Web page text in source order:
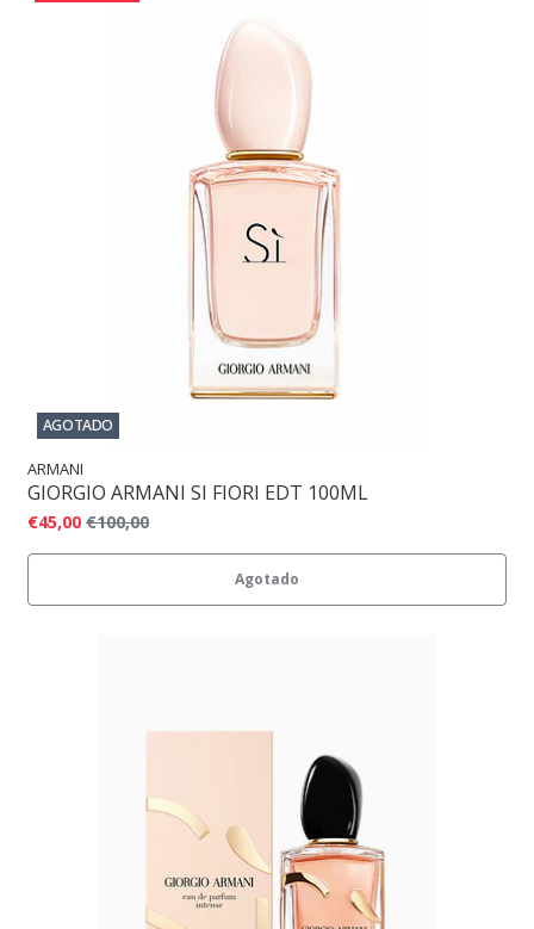
AGOTADO
ARMANI
GIORGIO ARMANI SI FIORI EDT 100ML
€45,00 €100,00
Agotado